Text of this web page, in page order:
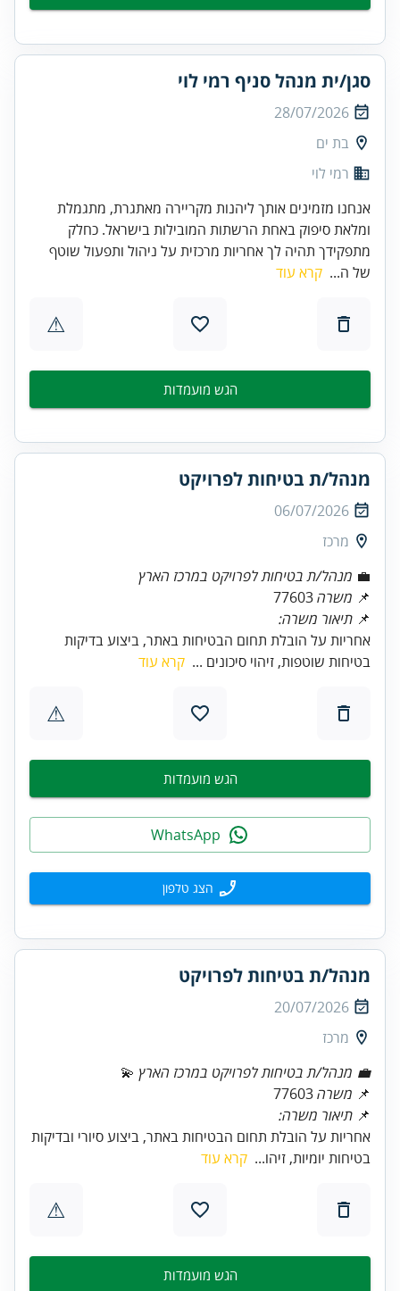
סגן/ית מנהל סניף רמי לוי
28/07/2026
בת ים
רמי לוי
אנחנו מזמינים אותך ליהנות מקריירה מאתגרת, מתגמלת
ומלאת סיפוק באחת הרשתות המובילות בישראל. כחלק
מתפקידך תהיה לך אחריות מרכזית על ניהול ותפעול שוטף
של ה... קרא עוד
⚠
הגש מועמדות
מנהל/ת בטיחות לפרויקט
06/07/2026
מרכז
💼 מנהל/ת בטיחות לפרויקט במרכז הארץ
📌 משרה
📌 תיאור משרה:
אחריות על הובלת תחום הבטיחות באתר, ביצוע בדיקות
בטיחות שוטפות, זיהוי סיכונים ... קרא עוד
⚠
הגש מועמדות
הצג טלפון
מנהל/ת בטיחות לפרויקט
20/07/2026
מרכז
💼 מנהל/ת בטיחות לפרויקט במרכז הארץ 💫
📌 משרה
📌 תיאור משרה:
אחריות על הובלת תחום הבטיחות באתר, ביצוע סיורי ובדיקות
בטיחות יומיות, זיהו... קרא עוד
⚠
הגש מועמדות